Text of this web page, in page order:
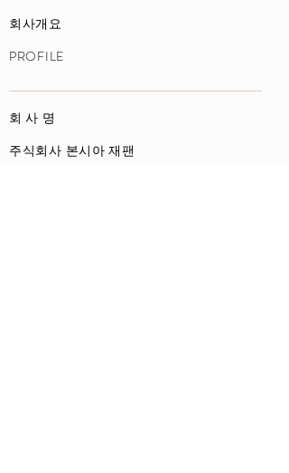
회사개요
PROFILE​
회 사 명
주식회사 본시아 재팬